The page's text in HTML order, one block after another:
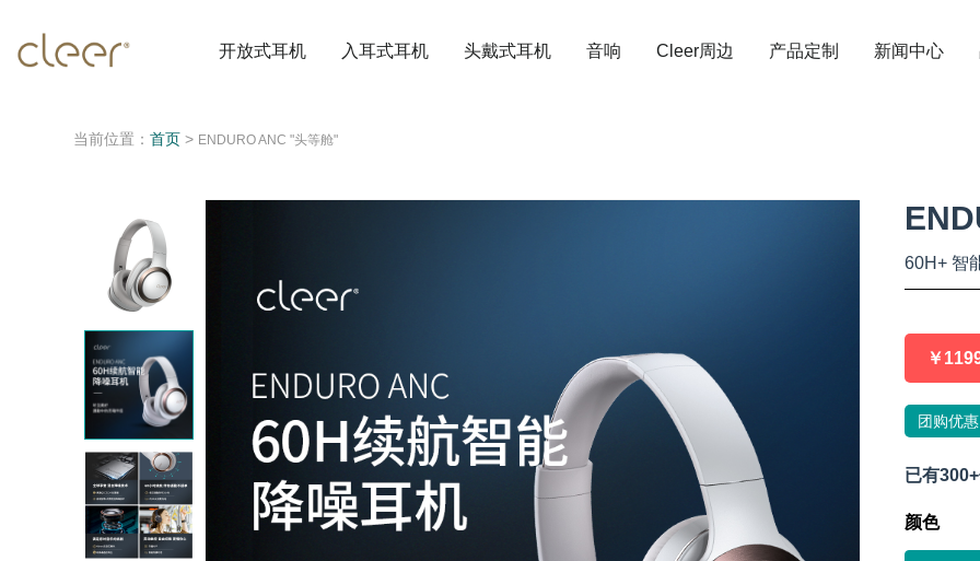
开放式耳机 入耳式耳机 头戴式耳机 音响 Cleer周边 产品定制 新闻中心
当前位置：首页 > ENDURO ANC "头等舱"
60H+ 智
￥
团购优惠
已有300+
颜色